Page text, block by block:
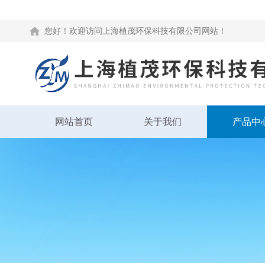
您好！欢迎访问上海植茂环保科技有限公司网站！
网站首页 关于我们 产品中